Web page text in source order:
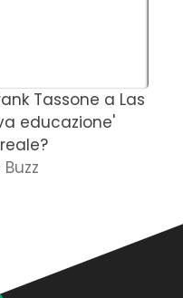
Tassone a Las
educazione'